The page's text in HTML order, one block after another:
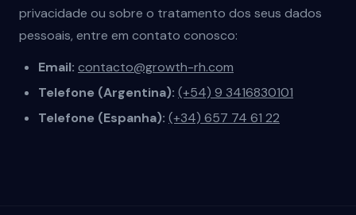
privacidade ou sobre o tratamento dos seus dados
pessoais, entre em contato conosco:
Email: contacto@growth-rh.com
Telefone (Argentina): (+54) 9 3416830101
Telefone (Espanha): (+34) 657 74 61 22